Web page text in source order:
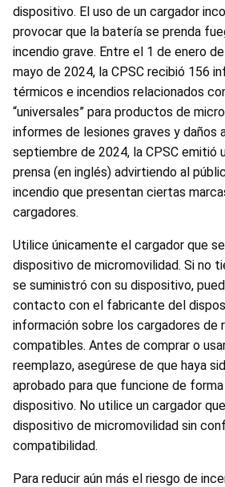
dispositivo. El uso de un cargador
provocar que la batería se prenda
incendio grave. Entre el 1 de enero
mayo de 2024, la CPSC recibió 156
térmicos e incendios relacionados
“universales” para productos de
informes de lesiones graves y daños
septiembre de 2024, la CPSC emitió
prensa (en inglés) advirtiendo al
incendio que presentan ciertas
cargadores.
Utilice únicamente el cargador que
dispositivo de micromovilidad. Si no
se suministró con su dispositivo,
contacto con el fabricante del
información sobre los cargadores de
compatibles. Antes de comprar o
reemplazo, asegúrese de que haya
aprobado para que funcione de
dispositivo. No utilice un cargador
dispositivo de micromovilidad sin
compatibilidad.
Para reducir aún más el riesgo de